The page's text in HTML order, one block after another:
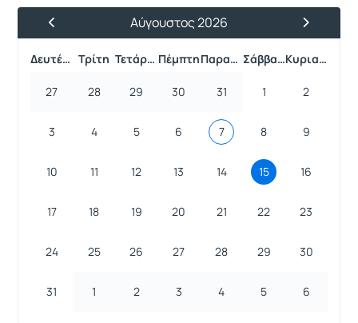
Προηγούμενος ΜήναςΑύγουστος 2026
Επόμενος
Δευτέρα Τρίτη Τετάρτη Πέμπτη Παρασκευή Σάββατο Κυριακή
27 28 29 30 31 1 2
3 4 5 6 7 8 9
10 11 12 13 14 15 16
17 18 19 20 21 22 23
24 25 26 27 28 29 30
31 1 2 3 4 5 6